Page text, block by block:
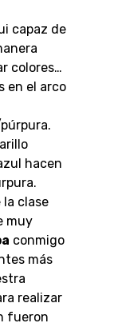
capaz de
colores…
en el arco
hacen
la clase
muy
conmigo
más
realizar
fueron